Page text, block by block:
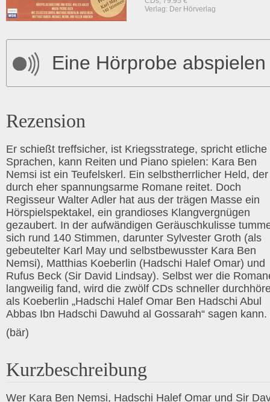
Verlag: Der Hörverlag
Eine Hörprobe abspielen
Rezension
Er schießt treffsicher, ist Kriegsstratege, spricht etliche
Sprachen, kann Reiten und Piano spielen: Kara Ben
Nemsi ist ein Teufelskerl. Ein selbstherrlicher Held, der
durch eher spannungsarme Romane reitet. Doch
Regisseur Walter Adler hat aus der trägen Masse ein
Hörspielspektakel, ein grandioses Klangvergnügen
gezaubert. In der aufwändigen Geräuschkulisse
sich rund 140 Stimmen, darunter Sylvester Groth (als
gebeutelter Karl May und selbstbewusster Kara Ben
Nemsi), Matthias Koeberlin (Hadschi Halef Omar) und
Rufus Beck (Sir David Lindsay). Selbst wer die
langweilig fand, wird die zwölf CDs schneller
als Koeberlin „Hadschi Halef Omar Ben Hadschi Abul
Abbas Ibn Hadschi Dawuhd al Gossarah“ sagen kann.
(bär)
Kurzbeschreibung
Wer Kara Ben Nemsi, Hadschi Halef Omar und Sir